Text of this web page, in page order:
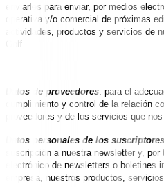
enviarles para enviar, por medios
operativa y/o comercial de próximas
actividades, productos y servicios de
Golf.
Datos de proveedores: para el
cumplimiento y control de la relación
proveedores y de los servicios que nos
Datos personales de los
suscripción a nuestra newsletter y,
electrónico de newsletters o boletines
empresa, nuestros productos,